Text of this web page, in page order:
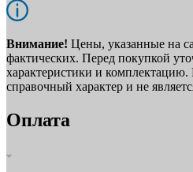
Внимание! Цены, указанные на
фактических. Перед покупкой
характеристики и
справочный характер и не
Оплата